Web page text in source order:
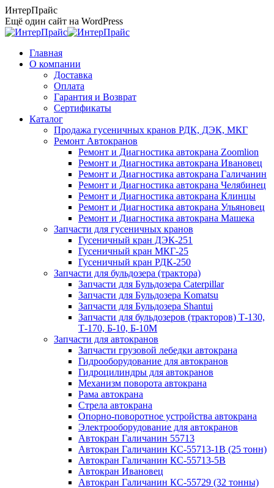
Перейти
к
содержанию
ИнтерПрайс
Ещё один сайт на WordPress
Главная
О компании
Доставка
Оплата
Гарантия и Возврат
Сертификаты
Каталог
Продажа гусеничных кранов РДК, ДЭК, МКГ
Ремонт Автокранов
Ремонт и Диагностика автокрана Zoomlion
Ремонт и Диагностика автокрана Ивановец
Ремонт и Диагностика автокрана Галичанин
Ремонт и Диагностика автокрана Челябинец
Ремонт и Диагностика автокрана Клинцы
Ремонт и Диагностика автокрана Ульяновец
Ремонт и Диагностика автокрана Машека
Запчасти для гусеничных кранов
Гусеничный кран ДЭК-251
Гусеничный кран МКГ-25
Гусеничный кран РДК-250
Запчасти для бульдозера (трактора)
Запчасти для Бульдозера Caterpillar
Запчасти для Бульдозера Komatsu
Запчасти для Бульдозера Shantui
Запчасти для бульдозеров (тракторов) Т-130,
Т-170, Б-10, Б-10М
Запчасти для автокранов
Запчасти грузовой лебедки автокрана
Гидрооборудование для автокранов
Гидроцилиндры для автокранов
Механизм поворота автокрана
Рама автокрана
Стрела автокрана
Опорно-поворотное устройства автокрана
Электрооборудование для автокранов
Автокран Галичанин 55713
Автокран Галичанин КС-55713-1В (25 тонн)
Автокран Галичанин КС-55713-5В
Автокран Ивановец
Автокран Галичанин КС-55729 (32 тонны)